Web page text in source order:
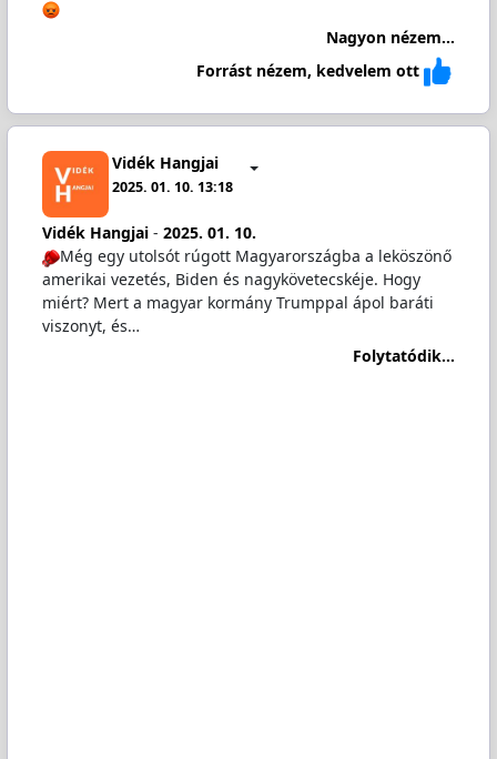
Nagyon nézem...
Forrást nézem, kedvelem ott
Vidék Hangjai
2025. 01. 10. 13:18
Vidék Hangjai- 2025. 01. 10.
Még egy utolsót rúgott Magyarországba a leköszönő
amerikai vezetés, Biden és nagykövetecskéje. Hogy
miért? Mert a magyar kormány Trumppal ápol baráti
viszonyt, és…
Folytatódik...